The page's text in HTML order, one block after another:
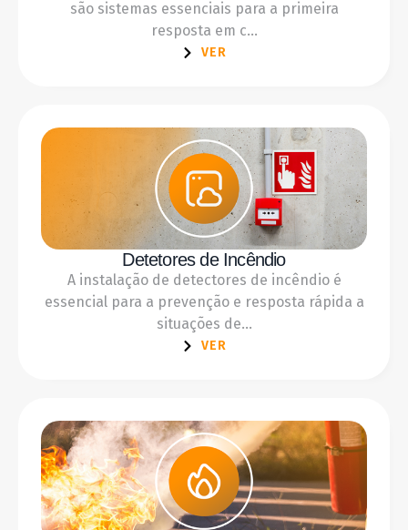
são sistemas essenciais para a primeira
resposta em c...
VER
Detetores de Incêndio
A instalação de detectores de incêndio é
essencial para a prevenção e resposta rápida a
situações de...
VER